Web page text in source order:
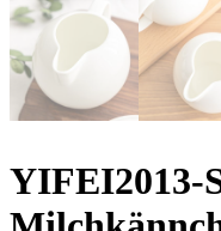
YIFEI2013-